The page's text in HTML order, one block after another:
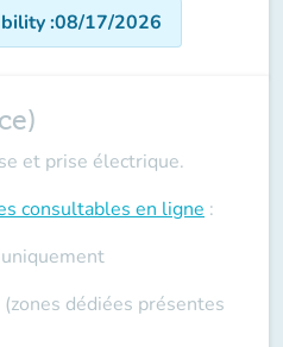
:08/17/2026
et prise électrique.
consultables en ligne :
dédiées présentes